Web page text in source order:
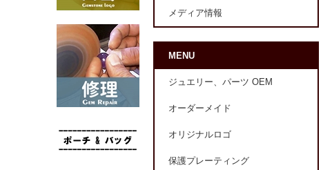
メディア情報
MENU
ジュエリー、パーツ OEM
オーダーメイド
オリジナルロゴ
保護プレーティング